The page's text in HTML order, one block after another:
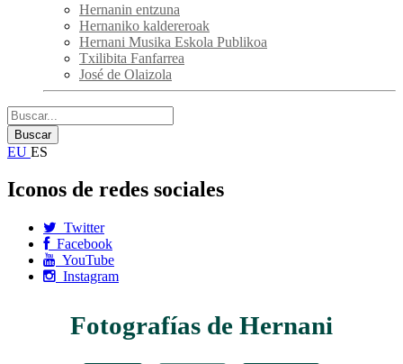
Hernanin entzuna
Hernaniko kaldereroak
Hernani Musika Eskola Publikoa
Txilibita Fanfarrea
José de Olaizola
EU ES
Iconos de redes sociales
Twitter
Facebook
YouTube
Instagram
Fotografías de Hernani